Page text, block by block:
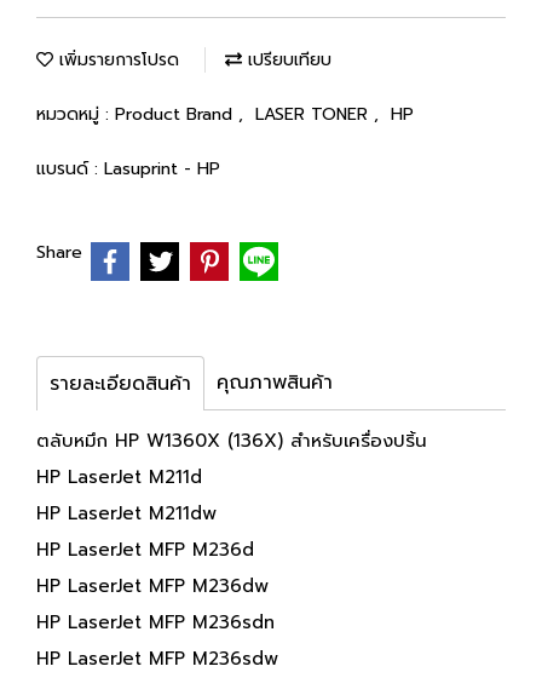
เพิ่มรายการโปรด เปรียบเทียบ
หมวดหมู่ : Product Brand , LASER TONER , HP
แบรนด์ : Lasuprint - HP
Share
รายละเอียดสินค้า คุณภาพสินค้า
ตลับหมึก HP W1360X (136X) สำหรับเครื่องปริ้น
HP LaserJet M211d
HP LaserJet M211dw
HP LaserJet MFP M236d
HP LaserJet MFP M236dw
HP LaserJet MFP M236sdn
HP LaserJet MFP M236sdw